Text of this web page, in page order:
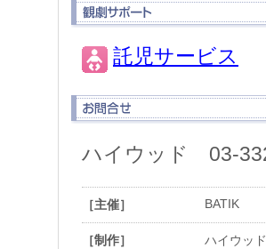
託児サービス
ハイウッド 03-
［主催］ BATIK
［制作］ ハイウッド